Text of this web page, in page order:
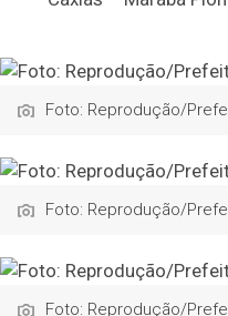
Foto: Reprodução/
Foto: Reprodução/
Foto: Reprodução/